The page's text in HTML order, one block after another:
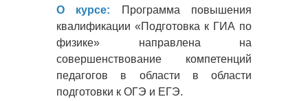
О курсе:
Программа повышения
квалификации «Подготовка к ГИА по
физике» направлена на
совершенствование компетенций
педагогов в области в области
подготовки к ОГЭ и ЕГЭ.